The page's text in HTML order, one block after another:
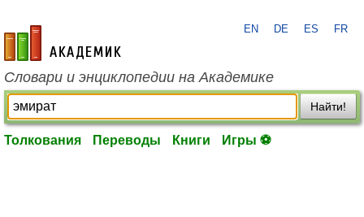
academic.ru
EN DE ES FR
Словари и энциклопедии на Академике
Найти!
Толкования Переводы Книги Игры ⚽